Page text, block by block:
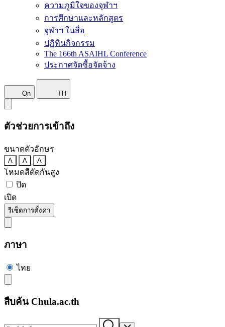
ความภูมิใจของจุฬาฯ
การศึกษาและหลักสูตร
จุฬาฯ ในสื่อ
ปฏิทินกิจกรรม
The 166th ASAIHL Conference
ประกาศจัดซื้อจัดจ้าง
On TH
ตัวช่วยการเข้าถึง
ขนาดตัวอักษร
A A A
โหมดสีตัดกันสูง
ปิด
เปิด
รีเซ็ตการตั้งค่า
ภาษา
ไทย
สืบค้น Chula.ac.th